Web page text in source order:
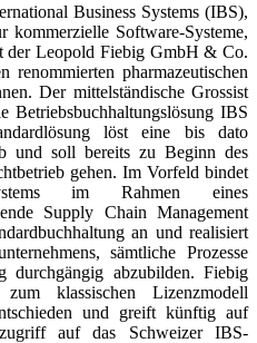
Business Systems (IBS),
kommerzielle Software-Systeme,
der Leopold Fiebig GmbH & Co.
renommierten pharmazeutischen
Der mittelständische Grossist
Betriebsbuch­haltungslösung IBS
löst eine bis dato
und soll bereits zu Beginn des
gehen. Im Vorfeld bindet
im Rahmen eines
Supply Chain Management
an und realisiert
sämtliche Prozesse
durchgängig abzubilden. Fiebig
klassischen Lizenzmodell
und greift künftig auf
auf das Schweizer IBS-